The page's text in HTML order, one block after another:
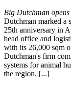
Big Dutchman
Dutchman marked a
25th anniversary in
head office and
with its 26,000 sqm
Dutchman's firm
systems for animal
the region. [...]